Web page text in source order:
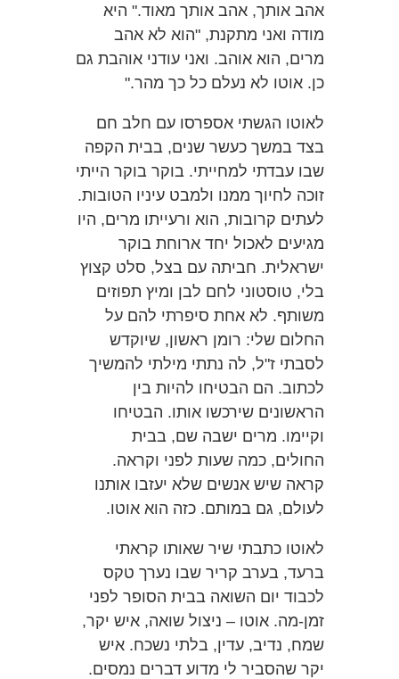
אהב אותך, אהב אותך מאוד." היא
מודה ואני מתקנת, "הוא לא אהב
מרים, הוא אוהב. ואני עודני אוהבת גם
כן. אוטו לא נעלם כל כך מהר."
לאוטו הגשתי אספרסו עם חלב חם
בצד במשך כעשר שנים, בבית הקפה
שבו עבדתי למחייתי. בוקר בוקר הייתי
זוכה לחיוך ממנו ולמבט עיניו הטובות.
לעתים קרובות, הוא ורעייתו מרים, היו
מגיעים לאכול יחד ארוחת בוקר
ישראלית. חביתה עם בצל, סלט קצוץ
בלי, טוסטוני לחם לבן ומיץ תפוזים
משותף. לא אחת סיפרתי להם על
החלום שלי: רומן ראשון, שיוקדש
לסבתי ז"ל, לה נתתי מילתי להמשיך
לכתוב. הם הבטיחו להיות בין
הראשונים שירכשו אותו. הבטיחו
וקיימו. מרים ישבה שם, בבית
החולים, כמה שעות לפני וקראה.
קראה שיש אנשים שלא יעזבו אותנו
לעולם, גם במותם. כזה הוא אוטו.
לאוטו כתבתי שיר שאותו קראתי
ברעד, בערב קריר שבו נערך טקס
לכבוד יום השואה בבית הסופר לפני
זמן-מה. אוטו – ניצול שואה, איש יקר,
שמח, נדיב, עדין, בלתי נשכח. איש
יקר שהסביר לי מדוע דברים נמסים.